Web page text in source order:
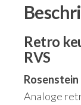
Retro
RVS
Rosenstein
Analoge